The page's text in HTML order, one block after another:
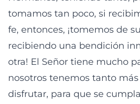
tomamos tan poco, si
fe, entonces, ¡tomemos de
recibiendo una bendición
otra! El Señor tiene mucho
nosotros tenemos tanto
disfrutar, para que se